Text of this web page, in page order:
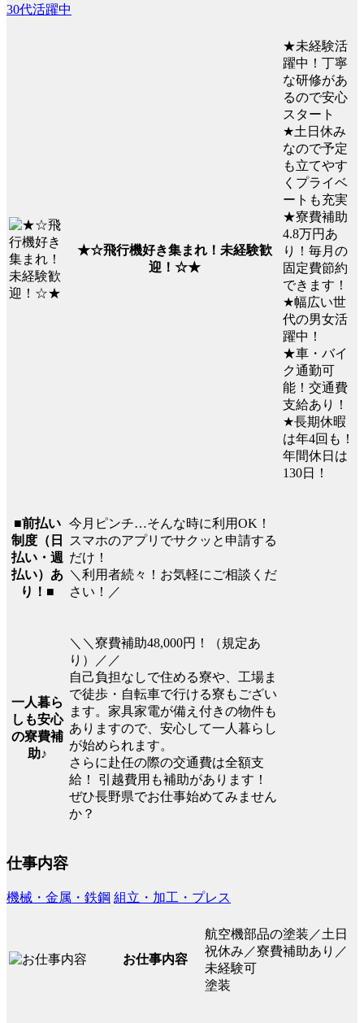
30代活躍中
★☆飛行機好き集まれ！未経験歓
迎！☆★
★未経験活
躍中！丁寧
な研修があ
るので安心
スタート
★土日休み
なので予定
も立てやす
くプライベ
ートも充実
★寮費補助
4.8万円あ
り！毎月の
固定費節約
できます！
★幅広い世
代の男女活
躍中！
★車・バイ
ク通勤可
能！交通費
支給あり！
★長期休暇
は年4回も！
年間休日は
130日！
■前払い
制度（日
払い・週
払い）あ
り！■
今月ピンチ…そんな時に利用OK！
スマホのアプリでサクッと申請する
だけ！
＼利用者続々！お気軽にご相談くだ
さい！／
一人暮ら
しも安心
の寮費補
助♪
＼＼寮費補助48,000円！（規定あ
り）／／
自己負担なしで住める寮や、工場ま
で徒歩・自転車で行ける寮もござい
ます。家具家電が備え付きの物件も
ありますので、安心して一人暮らし
が始められます。
さらに赴任の際の交通費は全額支
給！ 引越費用も補助があります！
ぜひ長野県でお仕事始めてみません
か？
仕事内容
機械・金属・鉄鋼 組立・加工・プレス
お仕事内容
航空機部品の塗装／土日
祝休み／寮費補助あり／
未経験可
塗装